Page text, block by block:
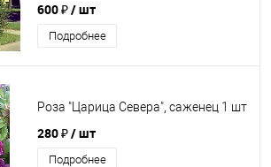
600 ₽/ шт
Подробнее
Роза "Царица Севера", саженец 1 шт
280 ₽/ шт
Подробнее